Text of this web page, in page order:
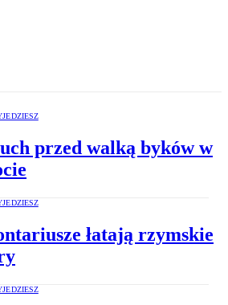
przed walką byków w
łatają rzymskie